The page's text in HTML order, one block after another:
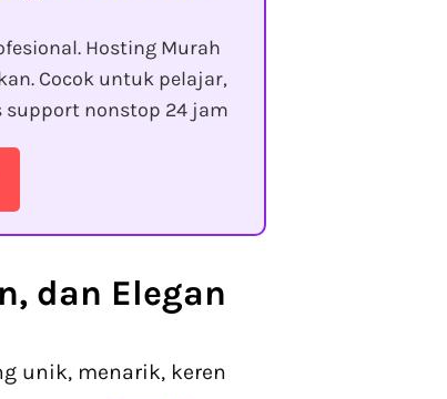
Hosting Murah
Cocok untuk pelajar,
support nonstop 24 jam
dan Elegan
unik, menarik, keren